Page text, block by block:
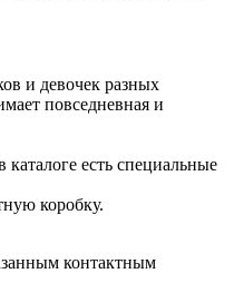
и девочек разных
повседневная и
есть специальные
коробку.
контактным